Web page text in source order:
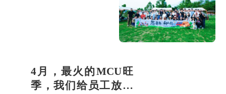
4月，最火的MCU旺
季，我们给员工放了